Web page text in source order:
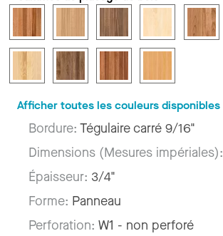
Afficher toutes les couleurs disponibles
Bordure: Tégulaire carré 9/16"
Dimensions (Mesures impériales):
Épaisseur: 3/4"
Forme: Panneau
Perforation: W1 - non perforé